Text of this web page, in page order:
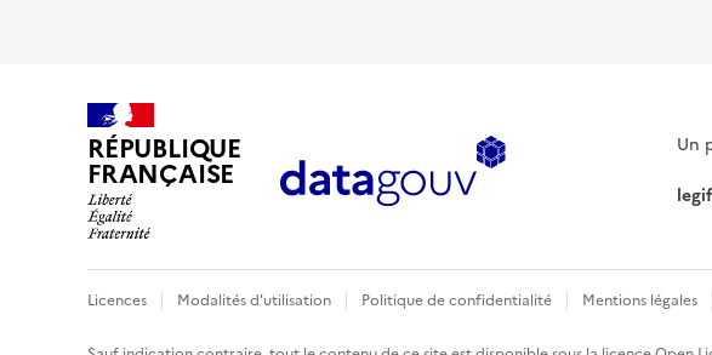
RÉPUBLIQUE
FRANÇAISE
Un
Licences Modalités d'utilisation Politique de confidentialité Mentions légales